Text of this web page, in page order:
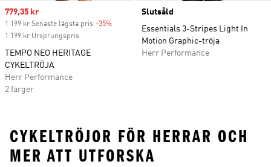
Sale price
779,35 kr
1 199 kr Senaste lägsta pris -35%
1 199 kr Ursprungspris
TEMPO NEO HERITAGE
CYKELTRÖJA
Herr Performance
2 färger
Slutsåld
Essentials 3-Stripes Light In
Motion Graphic-tröja
Herr Performance
CYKELTRÖJOR FÖR HERRAR OCH
MER ATT UTFORSKA